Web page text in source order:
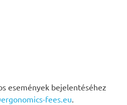
események bejelentéséhez
fees.eu.